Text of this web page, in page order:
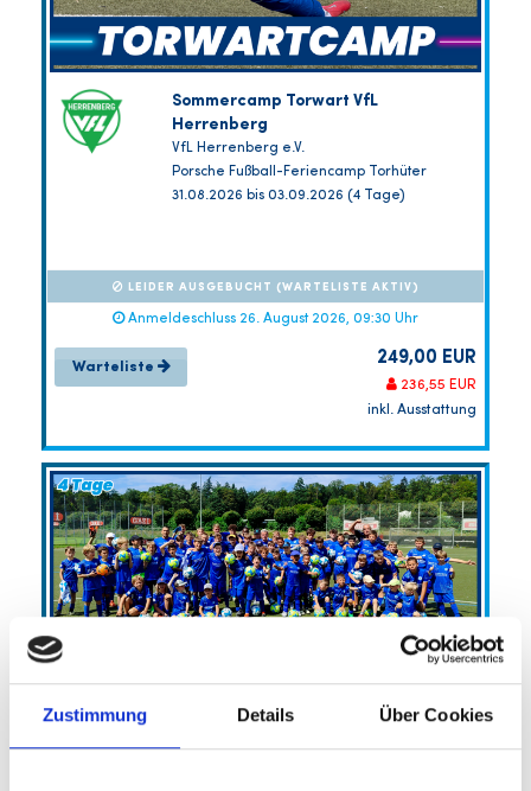
Zustimmung Details Über Cookies
Sommercamp Torwart VfL
Herrenberg
VfL Herrenberg e.V.
Porsche Fußball-Feriencamp Torhüter
31.08.2026 bis 03.09.2026 (4 Tage)
LEIDER AUSGEBUCHT (WARTELISTE AKTIV)
Anmeldeschluss 26. August 2026, 09:30 Uhr
Warteliste 249,00 EUR
236,55 EUR
inkl. Ausstattung
Sommercamp VfL Herrenberg